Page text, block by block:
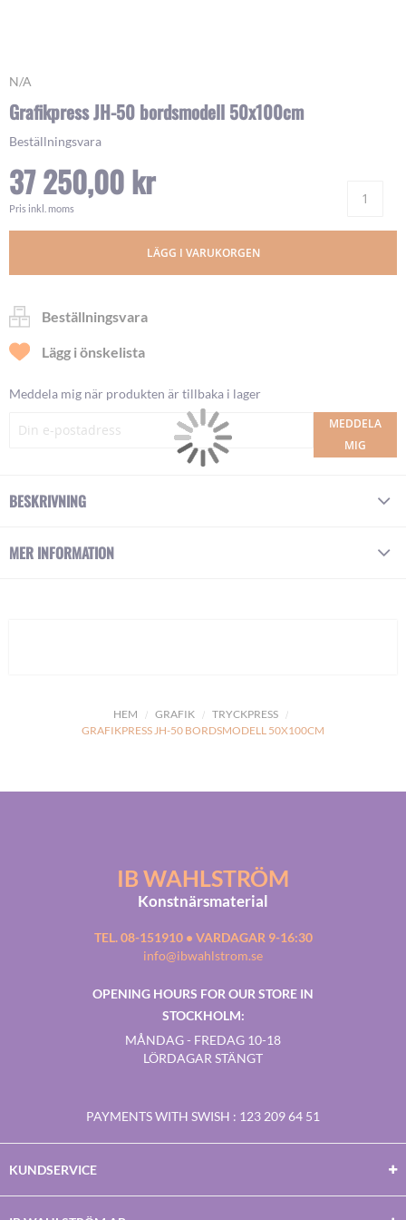
HEM GRAFIK
TRYCKPRESS
GRAFIKPRESS JH-50 BORDSMODELL 50X100CM
N/A
Grafikpress JH-50 bordsmodell 50x100cm
Beställningsvara
37 250,00 kr
Pris inkl. moms
LÄGG I VARUKORGEN
Beställningsvara
Lägg i önskelista
Meddela mig när produkten är tillbaka i lager
MEDDELA
MIG
Skip
the
of
the
images
gallery
BESKRIVNING
MER INFORMATION
IB WAHLSTRÖM
Konstnärsmaterial
TEL. 08-151910 • VARDAGAR 9-16:30
info@ibwahlstrom.se
OPENING HOURS FOR OUR STORE IN
STOCKHOLM:
MÅNDAG - FREDAG 10-18
LÖRDAGAR STÄNGT
PAYMENTS WITH SWISH : 123 209 64 51
KUNDSERVICE